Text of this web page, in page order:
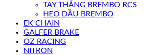
TAY THẮNG BREMBO RCS
HEO DẦU BREMBO
EK CHAIN
GALFER BRAKE
OZ RACING
NITRON